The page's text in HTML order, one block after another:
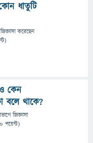
ধাতুটি
জিজ্ঞাসাকরেছেন
কেন
বলে থাকে?
জিজ্ঞাসা
পয়েন্ট)